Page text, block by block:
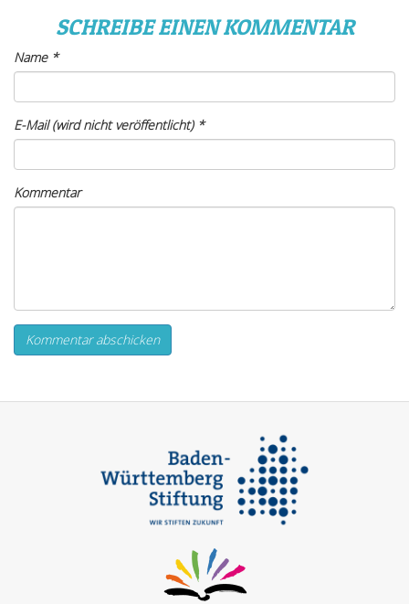
SCHREIBE EINEN KOMMENTAR
Name*
E-Mail (wird nicht veröffentlicht)*
Kommentar